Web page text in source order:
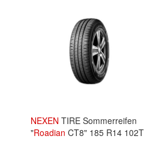
NEXEN TIRE Sommerreifen
"Roadian CT8" 185 R14 102T